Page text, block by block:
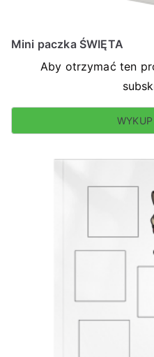
Mini paczka ŚWIĘTA
Aby otrzymać ten